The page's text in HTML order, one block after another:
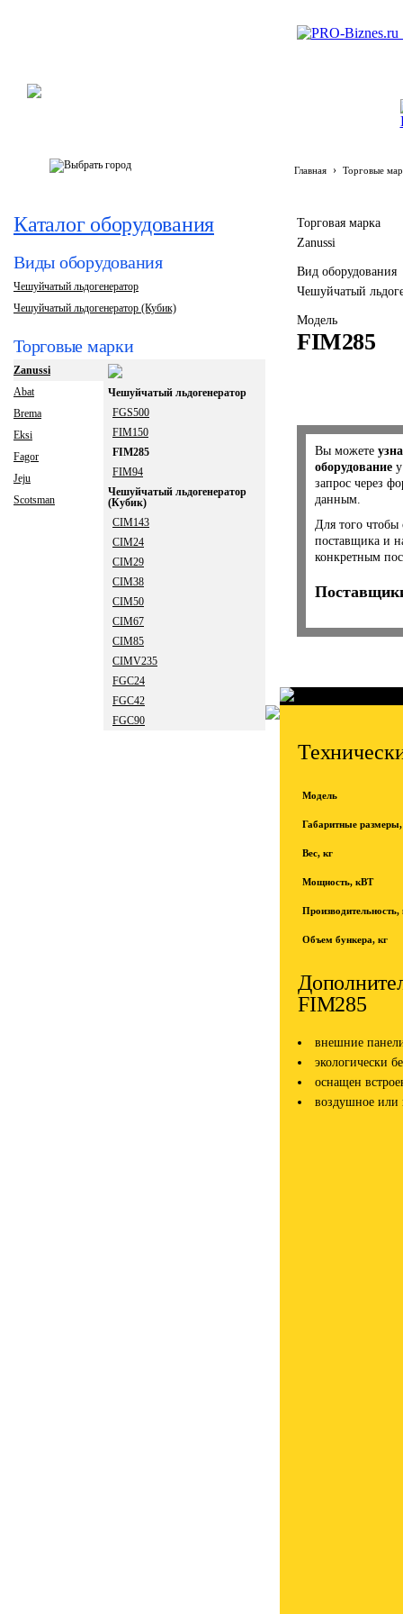
Главная › Торговые
Каталог оборудования
Виды оборудования
Чешуйчатый льдогенератор
Чешуйчатый льдогенератор (Кубик)
Торговые марки
Zanussi
Abat
Brema
Eksi
Fagor
Jeju
Scotsman
Чешуйчатый льдогенератор
FGS500
FIM150
FIM285
FIM94
Чешуйчатый льдогенератор
(Кубик)
CIM143
CIM24
CIM29
CIM38
CIM50
CIM67
CIM85
CIMV235
FGC24
FGC42
FGC90
Торговая марка
Zanussi
Вид оборудования
Чешуйчатый
Модель
FIM285
Вы можете
оборудование
запрос через
данным.
Для того чтобы
поставщика и
конкретным
Модель
Габаритные
Вес, кг
Мощность, кВТ
Производительность,
Объем бункера, кг
FIM285
внешние
экологически
оснащен
воздушное или